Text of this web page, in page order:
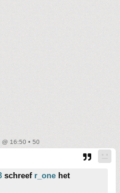
@ 16:50 • 50
schreef r_one het